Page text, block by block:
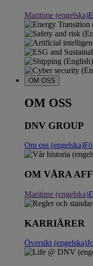
Maritime (engelska)
OM OSS
OM OSS
DNV GROUP
Om oss (engelska)
OM VÅRA
Maritime (engelska)
KARRIÄRER
Översikt (engelska)